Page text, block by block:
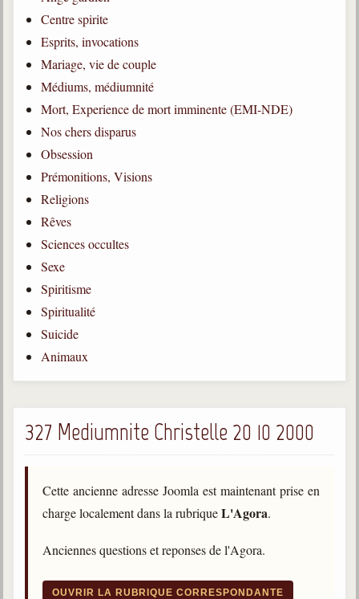
Médiums
Les hommes
Allan Kardec
1804-1869
Léon Denis
1846-1927
Gabriel Delanne
1857-1926
Chico Xavier
1910-2002
Divaldo Franco
1927-2025
Bibliothèque
Bibliothèque spirite
Documents
Bulletins "Le Spiritisme"
trimestrielles
Sujets du mois
Centre spirite
Esprits, invocations
Mariage, vie de couple
Médiums, médiumnité
Mort, Experience de mort imminente (EMI-NDE)
Nos chers disparus
Obsession
Prémonitions, Visions
Religions
Rêves
Sciences occultes
Sexe
Spiritisme
Spiritualité
Suicide
Animaux
327 Mediumnite Christelle 20 10 2000
Cette ancienne adresse Joomla est maintenant prise en
charge localement dans la rubriqueL'Agora.
Anciennes questions et reponses de l'Agora.
OUVRIR LA RUBRIQUE CORRESPONDANTE